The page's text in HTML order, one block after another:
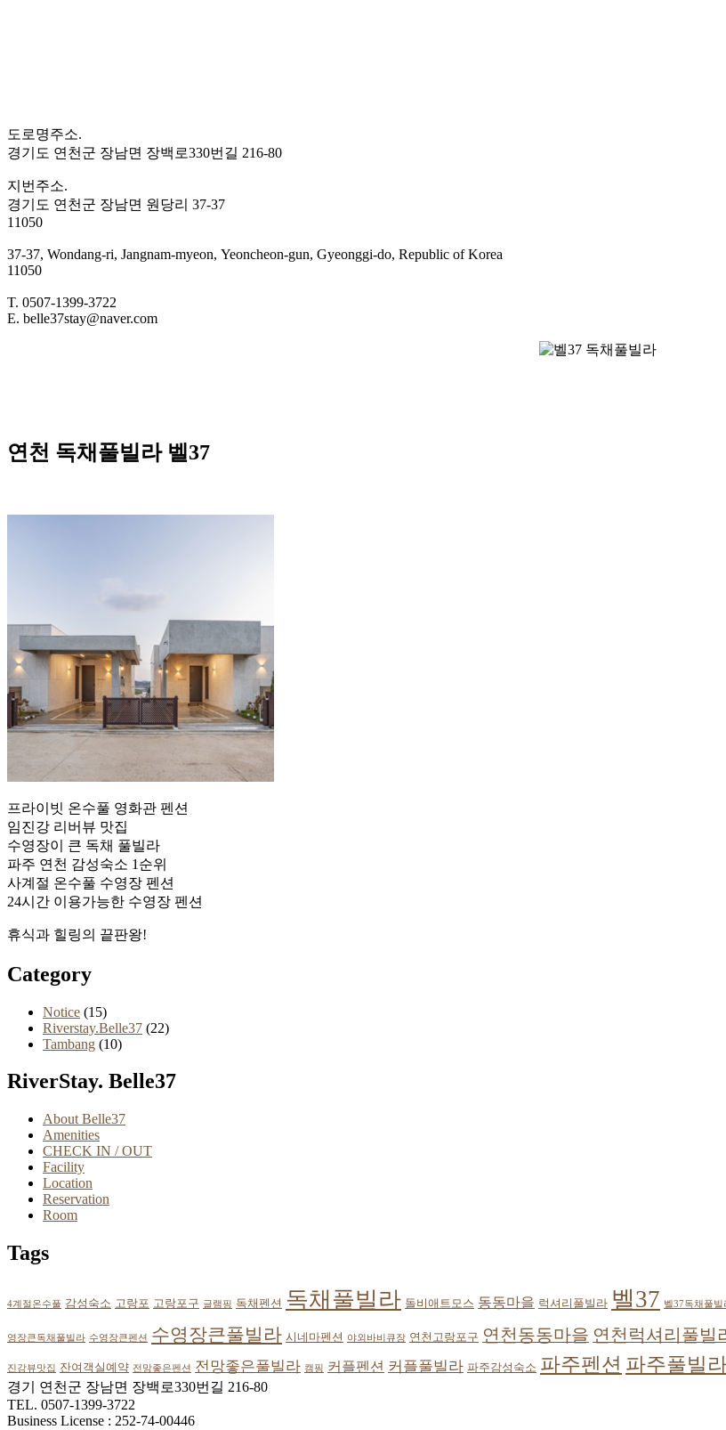
도로명주소.
경기도 연천군 장남면 장백로330번길 216-80
지번주소.
경기도 연천군 장남면 원당리 37-37
11050
37-37, Wondang-ri, Jangnam-myeon, Yeoncheon-gun, Gyeonggi-do, Republic of Korea
11050
T. 0507-1399-3722
E. belle37stay@naver.com
연천 독채풀빌라 벨37
프라이빗 온수풀 영화관 펜션
임진강 리버뷰 맛집
수영장이 큰 독채 풀빌라
파주 연천 감성숙소 1순위
사계절 온수풀 수영장 펜션
24시간 이용가능한 수영장 펜션
휴식과 힐링의 끝판왕!
Category
Notice (15)
Riverstay.Belle37 (22)
Tambang (10)
RiverStay. Belle37
About Belle37
Amenities
CHECK IN / OUT
Facility
Location
Reservation
Room
Tags
4계절온수풀 감성숙소 고랑포 고랑포구 글램핑 독채펜션 독채풀빌라 돌비애트모스 동동마을 럭셔리풀빌라 벨37 벨37독채풀빌
영장큰독채풀빌라 수영장큰펜션 수영장큰풀빌라 시네마펜션 야외바비큐장 연천고랑포구 연천동동마을 연천럭셔리풀빌
진강뷰맛집 잔여객실예약 전망좋은펜션 전망좋은풀빌라 캠핑 커플펜션 커플풀빌라 파주감성숙소 파주펜션 파주풀빌
경기 연천군 장남면 장백로330번길 216-80
TEL. 0507-1399-3722
Business License : 252-74-00446